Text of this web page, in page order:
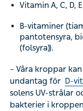
Vitamin A, C, D,
B-vitaminer
pantotensyra,
(folsyra)).
– Våra kroppar
undantag för D-
solens UV-strålar
bakterier i